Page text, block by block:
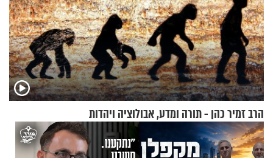
הרב זמיר כהן - תורה ומדע, אבולוציה ויהדות